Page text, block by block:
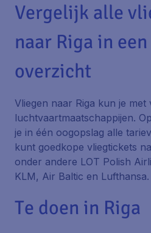
Vergelijk alle
naar Riga in
overzicht
Vliegen naar Riga kun je met
luchtvaartmaatschappijen.
je in één oogopslag alle
kunt goedkope vliegtickets
onder andere LOT Polish
KLM, Air Baltic en Lufthansa.
Te doen in Riga